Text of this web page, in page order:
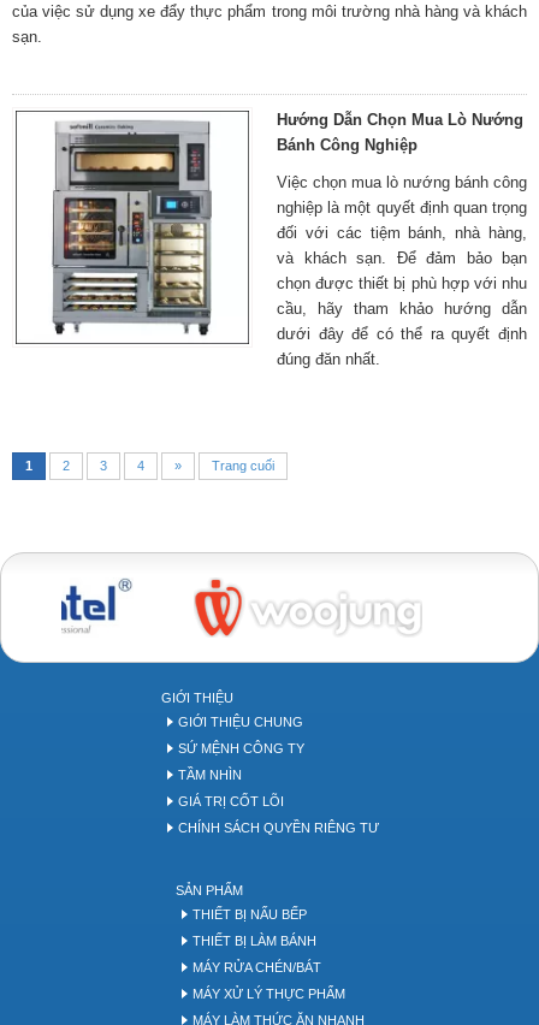
của việc sử dụng xe đẩy thực phẩm trong môi trường nhà hàng và khách
sạn.
Hướng Dẫn Chọn Mua Lò Nướng
Bánh Công Nghiệp
Việc chọn mua lò nướng bánh công
nghiệp là một quyết định quan trọng
đối với các tiệm bánh, nhà hàng,
và khách sạn. Để đảm bảo bạn
chọn được thiết bị phù hợp với nhu
cầu, hãy tham khảo hướng dẫn
dưới đây để có thể ra quyết định
đúng đăn nhất.
1 2 3 4 » Trang cuối
GIỚI THIỆU
GIỚI THIỆU CHUNG
SỨ MỆNH CÔNG TY
TẦM NHÌN
GIÁ TRỊ CỐT LÕI
CHÍNH SÁCH QUYỀN RIÊNG TƯ
SẢN PHẨM
THIẾT BỊ NẤU BẾP
THIẾT BỊ LÀM BÁNH
MÁY RỬA CHÉN/BÁT
MÁY XỬ LÝ THỰC PHẨM
MÁY LÀM THỨC ĂN NHANH